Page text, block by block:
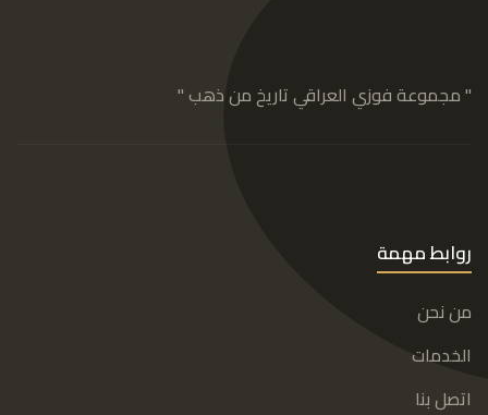
" مجموعة فوزي العراقي تاريخ من ذهب "
روابط مهمة
من نحن
الخدمات
اتصل بنا